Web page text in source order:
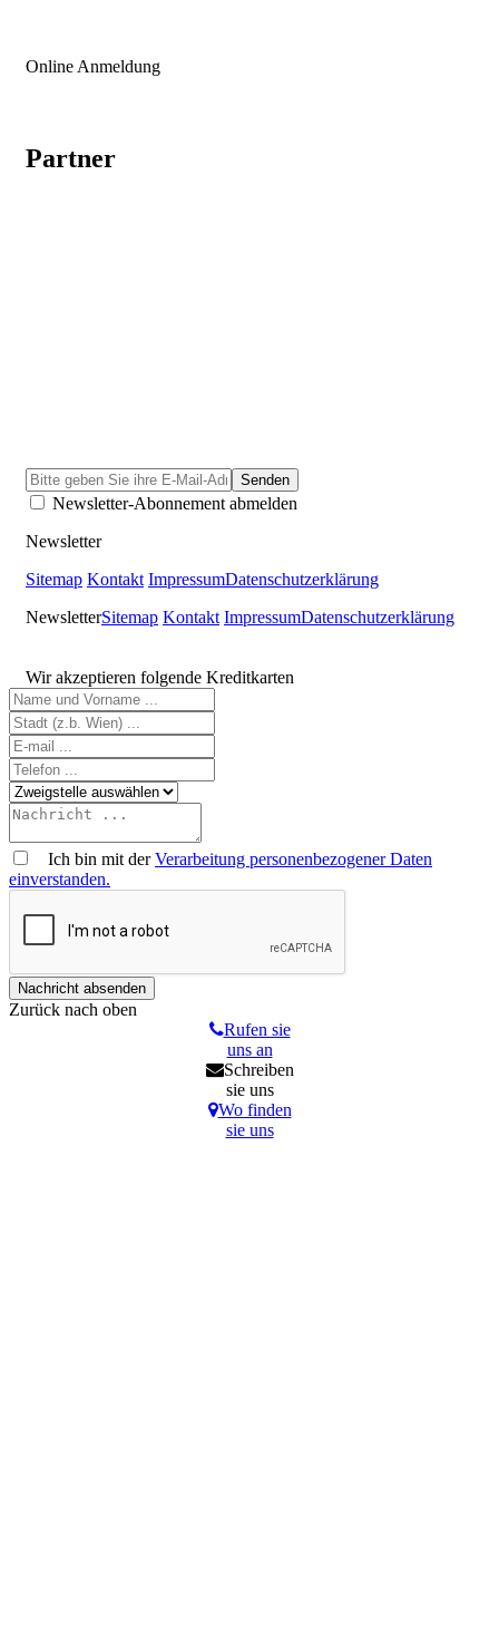
Online Anmeldung
Partner
Newsletter-Abonnement abmelden
Newsletter
Sitemap Kontakt ImpressumDatenschutzerklärung
NewsletterSitemap Kontakt ImpressumDatenschutzerklärung
Wir akzeptieren folgende Kreditkarten
Ich bin mit derVerarbeitung personenbezogener Daten
einverstanden.
Zurück nach oben
Rufen sie
uns an
Schreiben
sie uns
Wo finden
sie uns